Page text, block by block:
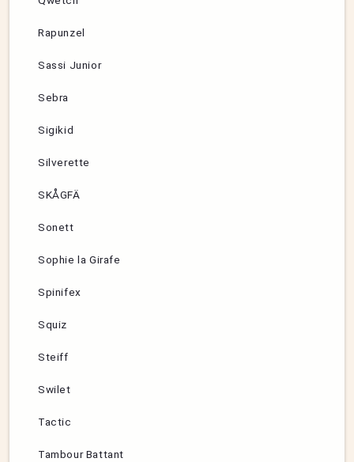
Rapunzel
Sassi Junior
Sebra
Sigikid
Silverette
SKÅGFÄ
Sonett
Sophie la Girafe
Spinifex
Squiz
Steiff
Swilet
Tactic
Tambour Battant